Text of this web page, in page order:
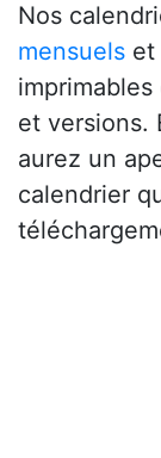
Nos
mensuels et
et versions.
aurez un
calendrier